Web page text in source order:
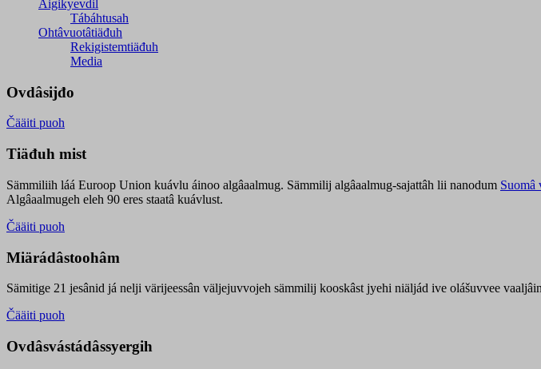
Äigikyevdil
Tábáhtusah
Ohtâvuotâtiäđuh
Rekigistemtiäđuh
Media
Ovdâsijđo
Čääiti puoh
Tiäđuh mist
Sämmiliih láá Euroop Union kuávlu áinoo algâaalmug. Sämmilij algâaalmug-sajattâh lii nanodum Suomâ
Algâaalmugeh eleh 90 eres staatâ kuávlust.
Čääiti puoh
Miärádâstoohâm
Sämitige 21 jesânid já nelji värijeessân väljejuvvojeh sämmilij kooskâst jyehi niäljád ive olášuvvee
Čääiti puoh
Ovdâsvástádâssyergih